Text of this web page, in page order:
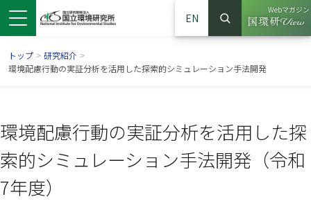
EN
サイト内検索
検索
Webマガジン
（別ウイ
トップ > 研究紹介 >
環境配慮行動の実証分析を活用した探索的シミュレーション手法開発
環境配慮行動の実証分析を活用した探
索的シミュレーション手法開発（令和
7年度）